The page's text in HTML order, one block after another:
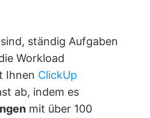
ständig Aufgaben
Workload
Ihnen ClickUp
ab, indem es
mit über 100